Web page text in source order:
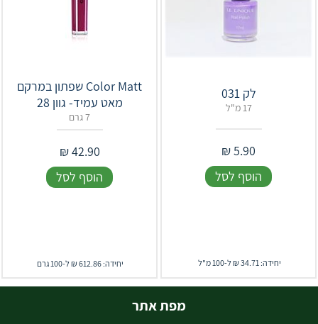
לק 031
17 מ"ל
5.90
₪
הוסף לסל
יחידה: 34.71 ₪ ל-100 מ"ל
Color Matt שפתון במרקם
מאט עמיד- גוון 28
7 גרם
42.90
₪
הוסף לסל
יחידה: 612.86 ₪ ל-100 גרם
מפת אתר